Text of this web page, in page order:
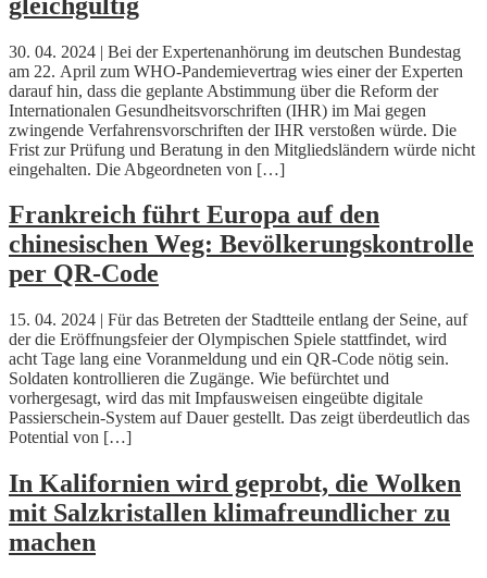
30. 04. 2024 | Bei der Expertenanhörung im deutschen Bundestag
am 22. April zum WHO-Pandemievertrag wies einer der Experten
darauf hin, dass die geplante Abstimmung über die Reform der
Internationalen Gesundheitsvorschriften (IHR) im Mai gegen
zwingende Verfahrensvorschriften der IHR verstoßen würde. Die
Frist zur Prüfung und Beratung in den Mitgliedsländern würde nicht
eingehalten. Die Abgeordneten von […]
Frankreich führt Europa auf den
chinesischen Weg: Bevölkerungskontrolle
per QR-Code
15. 04. 2024 | Für das Betreten der Stadtteile entlang der Seine, auf
der die Eröffnungsfeier der Olympischen Spiele stattfindet, wird
acht Tage lang eine Voranmeldung und ein QR-Code nötig sein.
Soldaten kontrollieren die Zugänge. Wie befürchtet und
vorhergesagt, wird das mit Impfausweisen eingeübte digitale
Passierschein-System auf Dauer gestellt. Das zeigt überdeutlich das
Potential von […]
In Kalifornien wird geprobt, die Wolken
mit Salzkristallen klimafreundlicher zu
machen